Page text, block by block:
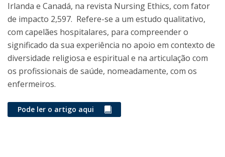
Irlanda e Canadá, na revista Nursing Ethics, com fator
de impacto 2,597. Refere-se a um estudo qualitativo,
com capelães hospitalares, para compreender o
significado da sua experiência no apoio em contexto de
diversidade religiosa e espiritual e na articulação com
os profissionais de saúde, nomeadamente, com os
enfermeiros.
Pode ler o artigo aqui